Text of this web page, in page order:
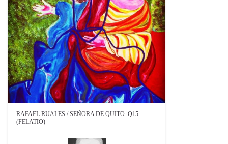
RAFAEL RUALES / SEÑORA DE QUITO: Q15
(FELATIO)